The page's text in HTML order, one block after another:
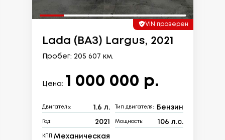
VIN проверен
Lada (ВАЗ) Largus, 2021
Пробег: 205 607 км.
Цена: 1 000 000 р.
Двигатель: 1.6 л. Тип двигателя: Бензин
Год: 2021 Мощность: 106 л.с.
КПП:Механическая